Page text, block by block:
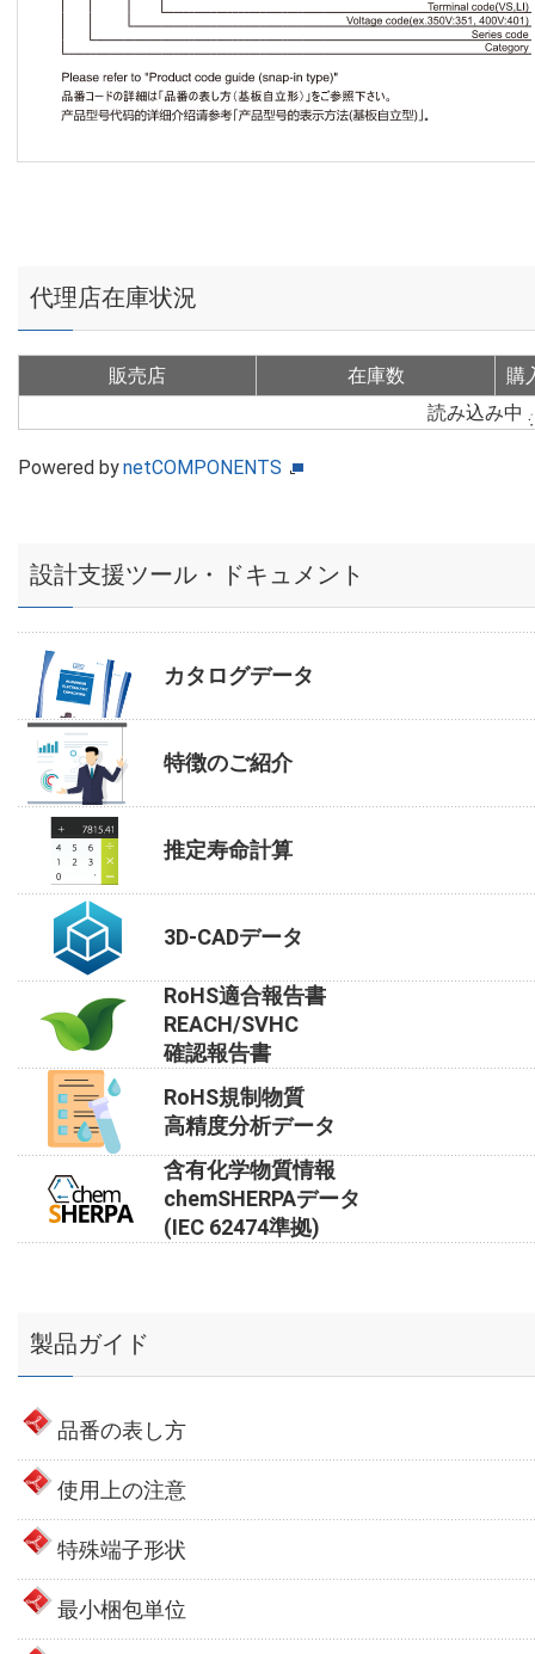
代理店在庫状況
販売店 在庫数
購
読み込み中
Powered bynetCOMPONENTS
設計支援ツール・ドキュメント
カタログデータ
特徴のご紹介
推定寿命計算
3D-CADデータ
RoHS適合報告書
REACH/SVHC
確認報告書
RoHS規制物質
高精度分析データ
含有化学物質情報
chemSHERPAデータ
(IEC 62474準拠)
製品ガイド
品番の表し方
使用上の注意
特殊端子形状
最小梱包単位